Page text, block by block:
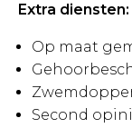
Extra diensten:
Op maat
Second